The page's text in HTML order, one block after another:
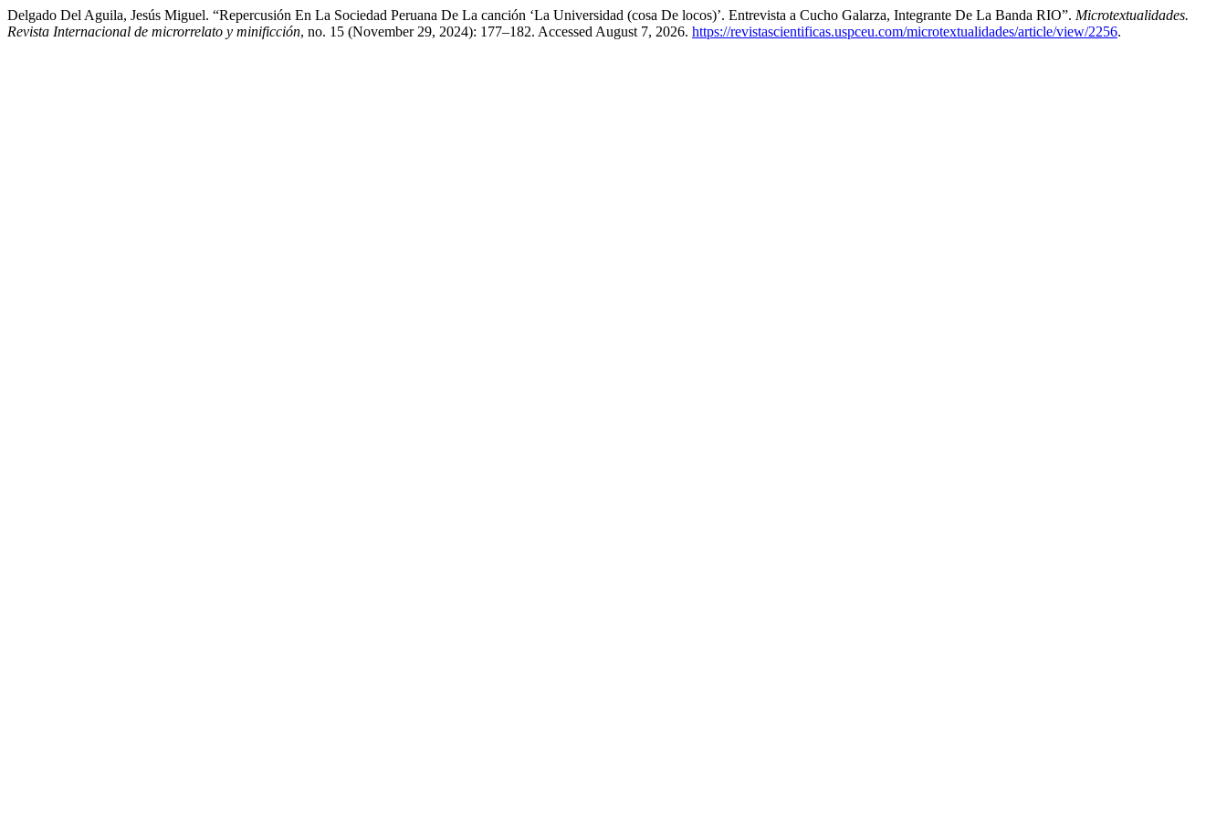
Delgado Del Aguila, Jesús Miguel. “Repercusión En La Sociedad Peruana De La canción ‘La Universidad (cosa De locos)’. Entrevista a Cucho Galarza, Integrante De La Banda RIO”. Microtextualidades.
Revista Internacional de microrrelato y minificción, no. 15 (November 29, 2024): 177–182. Accessed August 7, 2026. https://revistascientificas.uspceu.com/microtextualidades/article/view/2256.